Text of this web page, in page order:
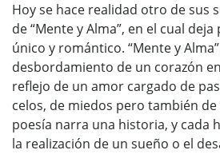
Hoy se hace realidad otro de sus
de “Mente y Alma”, en el cual
único y romántico. “Mente y
desbordamiento de un corazón
reflejo de un amor cargado de
celos, de miedos pero también de
poesía narra una historia, y cada
la realización de un sueño o el